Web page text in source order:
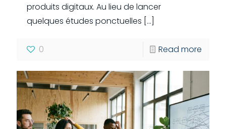
produits digitaux. Au lieu de lancer
quelques études ponctuelles […]
0 Read more